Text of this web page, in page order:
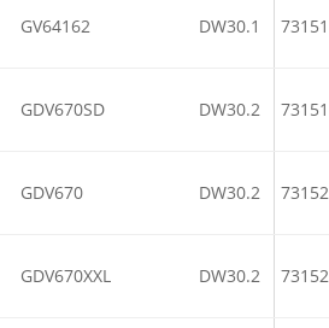
GV64162 DW30.1
GDV670SD DW30.2
GDV670 DW30.2
GDV670XXL DW30.2